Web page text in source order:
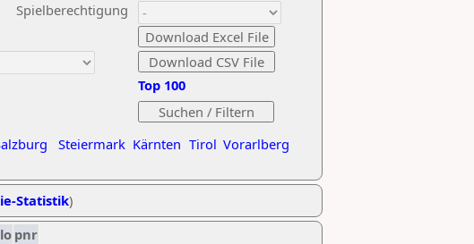
Spielberechtigung
Steiermark Kärnten Tirol Vorarlberg
Top 100
Statistik)
pnr